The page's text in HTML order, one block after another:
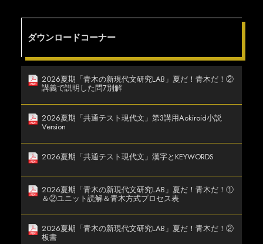
ダウンロードコーナー
2026夏期「青木の新現代文研究LAB」夏だ！青木だ！②
講義で説明した問7別解
2026夏期「共通テスト現代文」第3講用Aokiroid小説
Version
2026夏期「共通テスト現代文」漢字とKEYWORDS
2026夏期「青木の新現代文研究LAB」夏だ！青木だ！①
＆②ユニット読解＆青木方式プロセス表
2026夏期「青木の新現代文研究LAB」夏だ！青木だ！②
板書